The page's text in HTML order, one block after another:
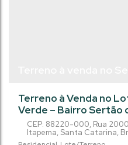
CEP: 88220-000, Rua 2000
Itapema, Santa Catarina,
Terreno à Venda no
Verde – Bairro Sertão
Itapema/SC Construa
em um dos bairros